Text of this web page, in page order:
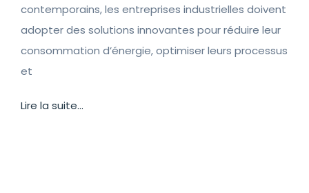
contemporains, les entreprises industrielles doivent
adopter des solutions innovantes pour réduire leur
consommation d’énergie, optimiser leurs processus
et
Lire la suite...